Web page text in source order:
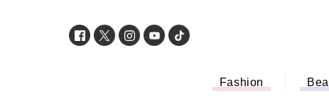
Fashion